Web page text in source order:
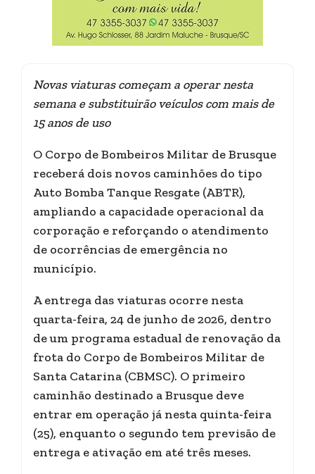
Novas viaturas começam a operar nesta
semana e substituirão veículos com mais de
15 anos de uso
O Corpo de Bombeiros Militar de Brusque
receberá dois novos caminhões do tipo
Auto Bomba Tanque Resgate (ABTR),
ampliando a capacidade operacional da
corporação e reforçando o atendimento
de ocorrências de emergência no
município.
A entrega das viaturas ocorre nesta
quarta-feira, 24 de junho de 2026, dentro
de um programa estadual de renovação da
frota do Corpo de Bombeiros Militar de
Santa Catarina (CBMSC). O primeiro
caminhão destinado a Brusque deve
entrar em operação já nesta quinta-feira
(25), enquanto o segundo tem previsão de
entrega e ativação em até três meses.